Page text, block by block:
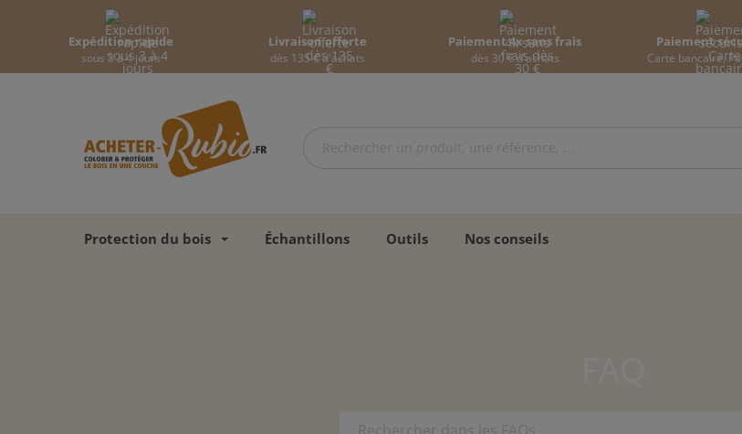
Expédition rapide
sous 3 à 4 jours
Livraison offerte
dès 135 € d'achats
Paiement 4x sans frais
dès 30 € d'achats
Paiement
Carte bancaire,
Protection du bois Échantillons Outils Nos conseils